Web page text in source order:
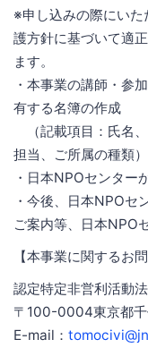
※申し込みの際にい
護方針に基づいて適
ます。
・本事業の講師・参
有する名簿の作成
（記載項目：氏名
担当、ご所属の種類）
・日本NPOセンター
・今後、日本NPOセ
ご案内等、日本NPO
【本事業に関するお
認定特定非営利活動
〒100-0004東京都
E-mail：